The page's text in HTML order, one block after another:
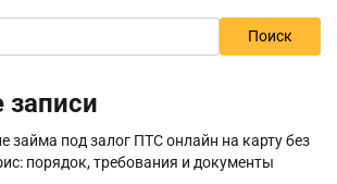
Поиск
записи
займа под залог ПТС онлайн на карту без
порядок, требования и документы